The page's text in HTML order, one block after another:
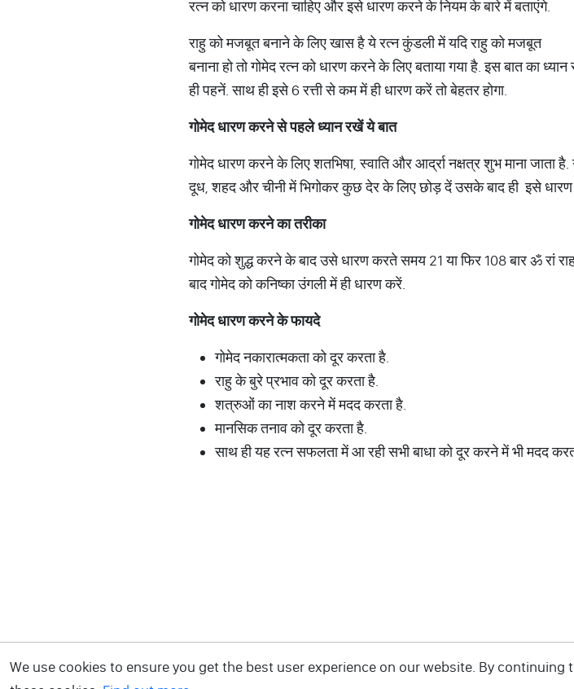
रत्न को धारण करना चाहिए और इसे धारण करने के नियम के बारे में बताएंगे.
राहु को मजबूत बनाने के लिए खास है ये रत्न कुंडली में यदि राहु को मजबूत
बनाना हो तो गोमेद रत्न को धारण करने के लिए बताया गया है. इस बात का
ही पहनें. साथ ही इसे 6 रत्ती से कम में ही धारण करें तो बेहतर होगा.
गोमेद धारण करने से पहले ध्यान रखें ये बात
गोमेद धारण करने के लिए शतभिषा, स्वाति और आर्द्रा नक्षत्र शुभ माना
दूध, शहद और चीनी में भिगोकर कुछ देर के लिए छोड़ दें उसके बाद ही इसे
गोमेद धारण करने का तरीका
गोमेद को शुद्ध करने के बाद उसे धारण करते समय 21 या फिर 108 बार ॐ रां
बाद गोमेद को कनिष्का उंगली में ही धारण करें.
गोमेद धारण करने के फायदे
गोमेद नकारात्मकता को दूर करता है.
राहु के बुरे प्रभाव को दूर करता है.
शत्रुओं का नाश करने में मदद करता है.
मानसिक तनाव को दूर करता है.
साथ ही यह रत्न सफलता में आ रही सभी बाधा को दूर करने में भी मदद
We use cookies to ensure you get the best user experience on our website. By